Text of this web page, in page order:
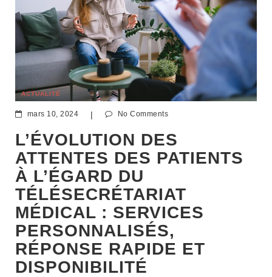
ACTUALITÉ
mars 10, 2024 | No Comments
L’ÉVOLUTION DES
ATTENTES DES PATIENTS
À L’ÉGARD DU
TÉLÉSECRÉTARIAT
MÉDICAL : SERVICES
PERSONNALISÉS,
RÉPONSE RAPIDE ET
DISPONIBILITÉ